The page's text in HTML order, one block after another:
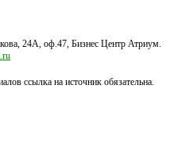
24А, оф.47, Бизнес Центр Атриум.
ссылка на источник обязательна.